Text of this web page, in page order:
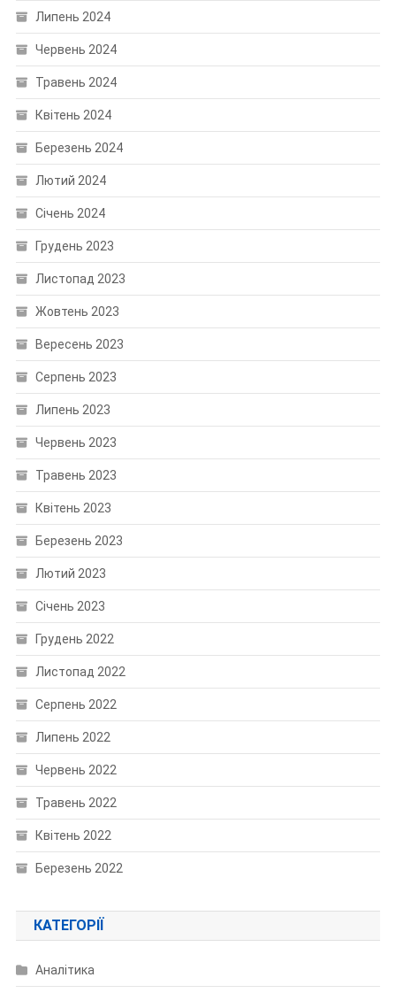
Липень 2024
Червень 2024
Травень 2024
Квітень 2024
Березень 2024
Лютий 2024
Січень 2024
Грудень 2023
Листопад 2023
Жовтень 2023
Вересень 2023
Серпень 2023
Липень 2023
Червень 2023
Травень 2023
Квітень 2023
Березень 2023
Лютий 2023
Січень 2023
Грудень 2022
Листопад 2022
Серпень 2022
Липень 2022
Червень 2022
Травень 2022
Квітень 2022
Березень 2022
КАТЕГОРІЇ
Аналітика